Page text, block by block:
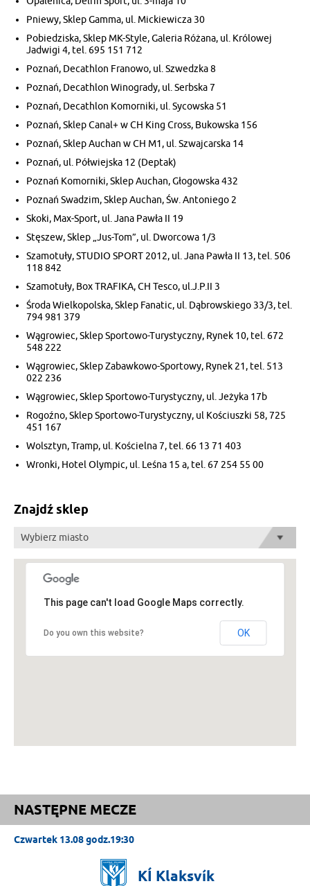
Pniewy, Sklep Gamma, ul. Mickiewicza 30
Pobiedziska, Sklep MK-Style, Galeria Różana, ul. Królowej
Jadwigi 4, tel. 695 151 712
Poznań, Decathlon Franowo, ul. Szwedzka 8
Poznań, Decathlon Winogrady, ul. Serbska 7
Poznań, Decathlon Komorniki, ul. Sycowska 51
Poznań, Sklep Canal+ w CH King Cross, Bukowska 156
Poznań, Sklep Auchan w CH M1, ul. Szwajcarska 14
Poznań, ul. Półwiejska 12 (Deptak)
Poznań Komorniki, Sklep Auchan, Głogowska 432
Poznań Swadzim, Sklep Auchan, Św. Antoniego 2
Skoki, Max-Sport, ul. Jana Pawła II 19
Stęszew, Sklep „Jus-Tom”, ul. Dworcowa 1/3
Szamotuły, STUDIO SPORT 2012, ul. Jana Pawła II 13, tel. 506
118 842
Szamotuły, Box TRAFIKA, CH Tesco, ul.J.P.II 3
Środa Wielkopolska, Sklep Fanatic, ul. Dąbrowskiego 33/3, tel.
794 981 379
Wągrowiec, Sklep Sportowo-Turystyczny, Rynek 10, tel. 672
548 222
Wągrowiec, Sklep Zabawkowo-Sportowy, Rynek 21, tel. 513
022 236
Wągrowiec, Sklep Sportowo-Turystyczny, ul. Jeżyka 17b
Rogoźno, Sklep Sportowo-Turystyczny, ul Kościuszki 58, 725
451 167
Wolsztyn, Tramp, ul. Kościelna 7, tel. 66 13 71 403
Wronki, Hotel Olympic, ul. Leśna 15 a, tel. 67 254 55 00
Znajdź sklep
Wybierz miasto
This page can't load Google Maps correctly.
Do you own this website? OK
NASTĘPNE MECZE
Czwartek 13.08 godz.19:30
KÍ Klaksvík